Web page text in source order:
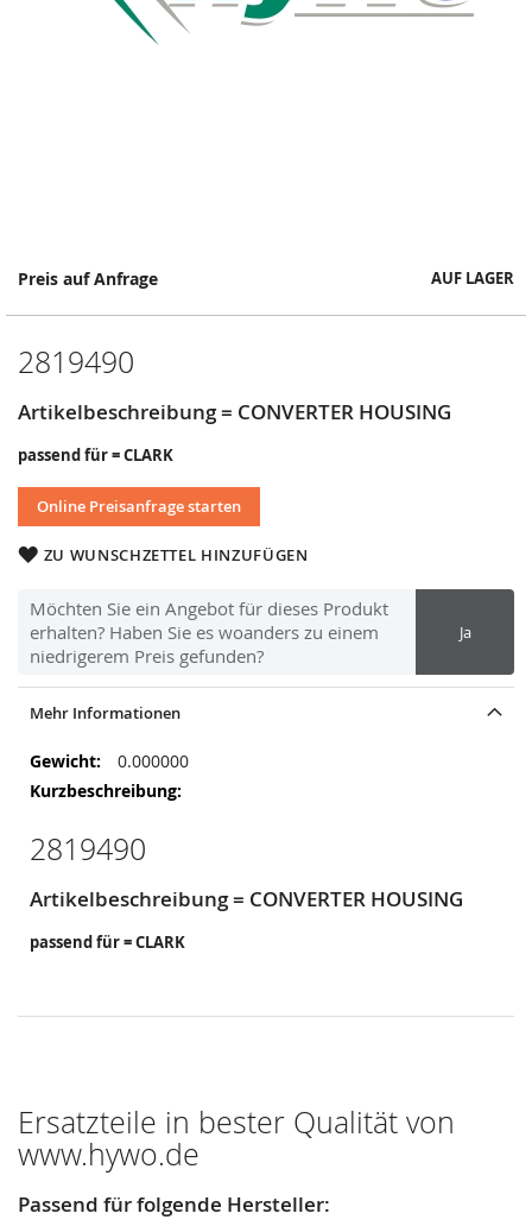
Preis auf Anfrage AUF LAGER
2819490
Artikelbeschreibung = CONVERTER HOUSING
passend für = CLARK
Online Preisanfrage starten
ZU WUNSCHZETTEL HINZUFÜGEN
Möchten Sie ein Angebot für dieses Produkt
erhalten? Haben Sie es woanders zu einem
niedrigerem Preis gefunden?
Ja
Springe
Anfang
Bildergalerie
Mehr Informationen
Mehr
Informationen
0.000000
2819490
Artikelbeschreibung = CONVERTER HOUSING
passend für = CLARK
Ersatzteile in bester Qualität von
www.hywo.de
Passend für folgende Hersteller: